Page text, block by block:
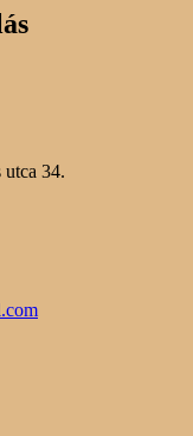
utca 34.